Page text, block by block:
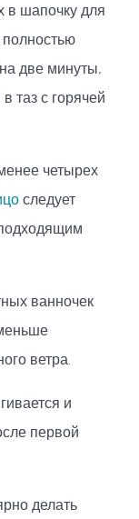
в шапочку для
две минуты,
таз с горячей
четырех
следует
ванночек
ветра.
и
первой
делать